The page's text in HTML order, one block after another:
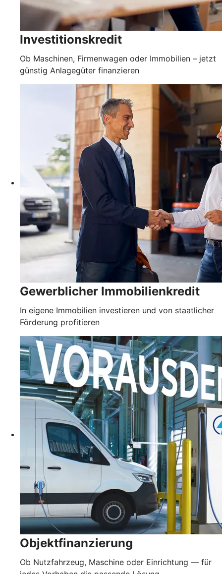
Investitionskredit
Ob Maschinen, Firmenwagen oder Immobilien – jetzt
günstig Anlagegüter finanzieren
Gewerblicher Immobilienkredit
In eigene Immobilien investieren und von staatlicher
Förderung profitieren
Objektfinanzierung
Ob Nutzfahrzeug, Maschine oder Einrichtung — für